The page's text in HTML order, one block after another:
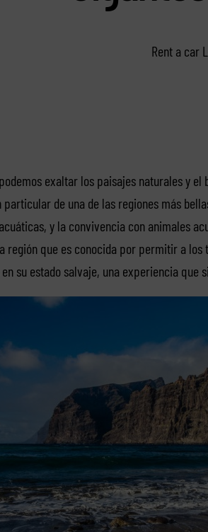
Rent a car
exaltar los paisajes naturales y
particular de una de las regiones más
y la convivencia con animales
región que es conocida por permitir a
su estado salvaje, una experiencia que